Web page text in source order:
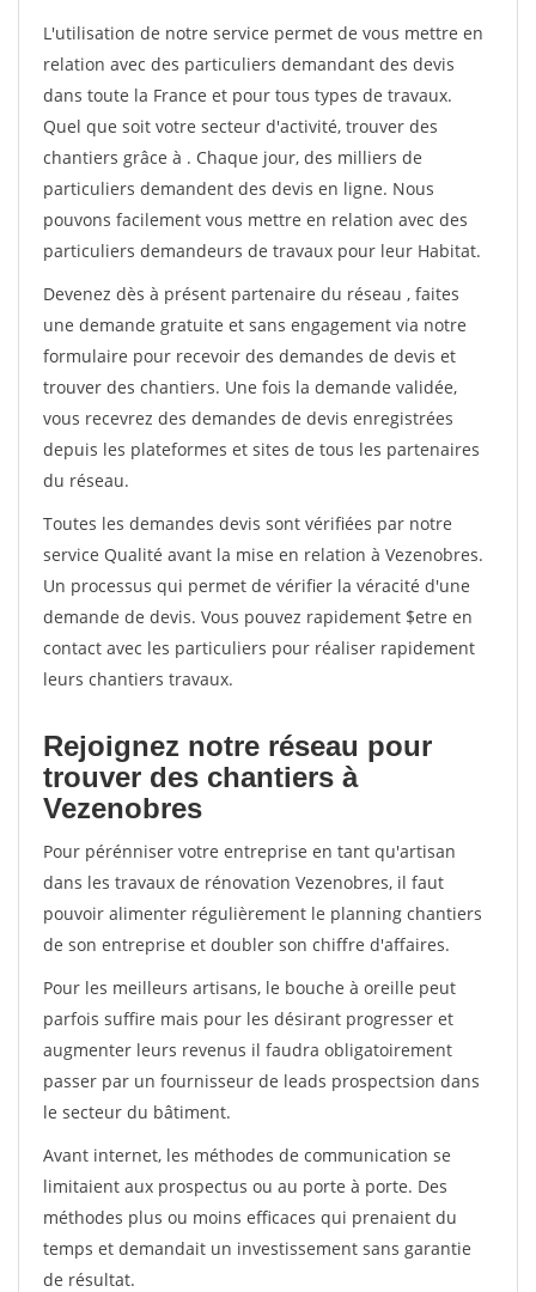
L'utilisation de notre service permet de vous mettre en
relation avec des particuliers demandant des devis
dans toute la France et pour tous types de travaux.
Quel que soit votre secteur d'activité, trouver des
chantiers grâce à . Chaque jour, des milliers de
particuliers demandent des devis en ligne. Nous
pouvons facilement vous mettre en relation avec des
particuliers demandeurs de travaux pour leur Habitat.
Devenez dès à présent partenaire du réseau , faites
une demande gratuite et sans engagement via notre
formulaire pour recevoir des demandes de devis et
trouver des chantiers. Une fois la demande validée,
vous recevrez des demandes de devis enregistrées
depuis les plateformes et sites de tous les partenaires
du réseau.
Toutes les demandes devis sont vérifiées par notre
service Qualité avant la mise en relation à Vezenobres.
Un processus qui permet de vérifier la véracité d'une
demande de devis. Vous pouvez rapidement $etre en
contact avec les particuliers pour réaliser rapidement
leurs chantiers travaux.
Rejoignez notre réseau pour
trouver des chantiers à
Vezenobres
Pour pérénniser votre entreprise en tant qu'artisan
dans les travaux de rénovation Vezenobres, il faut
pouvoir alimenter régulièrement le planning chantiers
de son entreprise et doubler son chiffre d'affaires.
Pour les meilleurs artisans, le bouche à oreille peut
parfois suffire mais pour les désirant progresser et
augmenter leurs revenus il faudra obligatoirement
passer par un fournisseur de leads prospectsion dans
le secteur du bâtiment.
Avant internet, les méthodes de communication se
limitaient aux prospectus ou au porte à porte. Des
méthodes plus ou moins efficaces qui prenaient du
temps et demandait un investissement sans garantie
de résultat.